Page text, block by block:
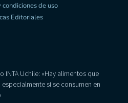
condiciones de uso
Editoriales
Uchile: «Hay alimentos que
si se consumen en